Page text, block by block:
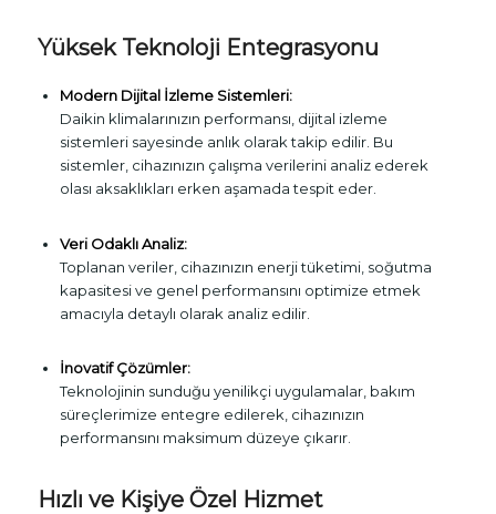
Yüksek Teknoloji Entegrasyonu
Modern Dijital İzleme Sistemleri:
Daikin klimalarınızın performansı, dijital izleme
sistemleri sayesinde anlık olarak takip edilir. Bu
sistemler, cihazınızın çalışma verilerini analiz ederek
olası aksaklıkları erken aşamada tespit eder.
Veri Odaklı Analiz:
Toplanan veriler, cihazınızın enerji tüketimi, soğutma
kapasitesi ve genel performansını optimize etmek
amacıyla detaylı olarak analiz edilir.
İnovatif Çözümler:
Teknolojinin sunduğu yenilikçi uygulamalar, bakım
süreçlerimize entegre edilerek, cihazınızın
performansını maksimum düzeye çıkarır.
Hızlı ve Kişiye Özel Hizmet